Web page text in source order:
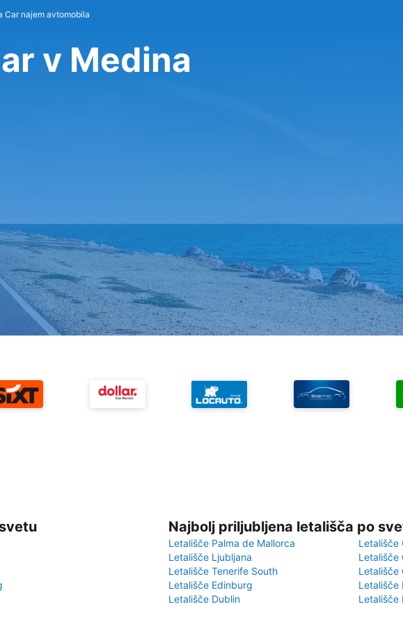
Car najem avtomobila
v Medina
Najbolj priljubljena letališča po
Letališče Palma de Mallorca
Letališče
Letališče Ljubljana
Letališče
Letališče Tenerife South
Letališče
Letališče Edinburg
Letališče
Letališče Dublin
Letališče